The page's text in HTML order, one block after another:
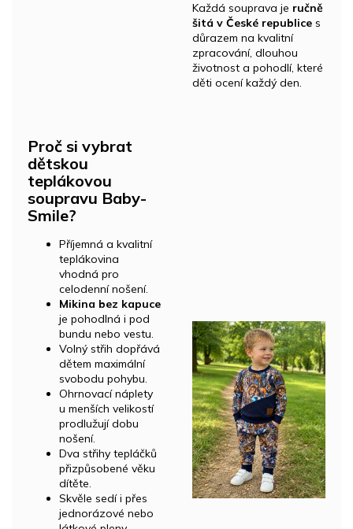
Každá souprava je ručně
šitá v České republice s
důrazem na kvalitní
zpracování, dlouhou
životnost a pohodlí, které
děti ocení každý den.
Proč si vybrat
dětskou
teplákovou
soupravu Baby-
Smile?
Příjemná a kvalitní
teplákovina
vhodná pro
celodenní nošení.
Mikina bez kapuce
je pohodlná i pod
bundu nebo vestu.
Volný střih dopřává
dětem maximální
svobodu pohybu.
Ohrnovací náplety
u menších velikostí
prodlužují dobu
nošení.
Dva střihy tepláčků
přizpůsobené věku
dítěte.
Skvěle sedí i přes
jednorázové nebo